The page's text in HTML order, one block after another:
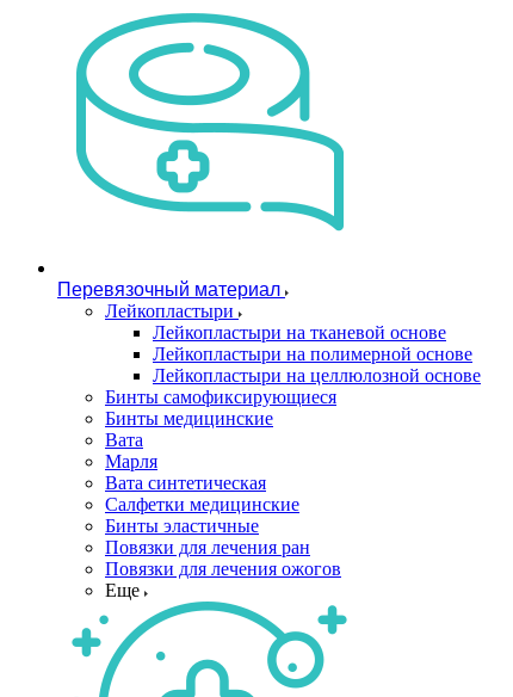
Перевязочный материал
Лейкопластыри
Лейкопластыри на тканевой основе
Лейкопластыри на полимерной основе
Лейкопластыри на целлюлозной основе
Бинты самофиксирующиеся
Бинты медицинские
Вата
Марля
Вата синтетическая
Салфетки медицинские
Бинты эластичные
Повязки для лечения ран
Повязки для лечения ожогов
Еще